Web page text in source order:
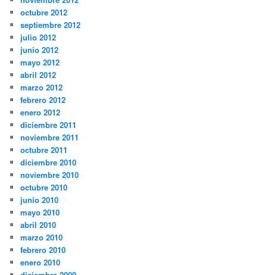
octubre 2012
septiembre 2012
julio 2012
junio 2012
mayo 2012
abril 2012
marzo 2012
febrero 2012
enero 2012
diciembre 2011
noviembre 2011
octubre 2011
diciembre 2010
noviembre 2010
octubre 2010
junio 2010
mayo 2010
abril 2010
marzo 2010
febrero 2010
enero 2010